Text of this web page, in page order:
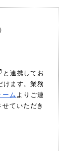
と連携してお
けます。業務
ーム よりご連
ていただき